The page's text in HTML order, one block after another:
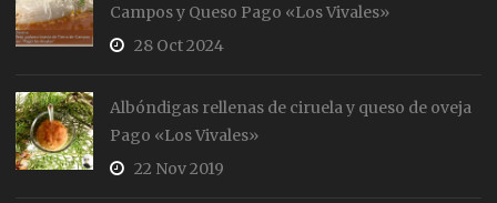
Campos y Queso Pago «Los Vivales»
28 Oct 2024
Albóndigas rellenas de ciruela y queso de oveja
Pago «Los Vivales»
22 Nov 2019